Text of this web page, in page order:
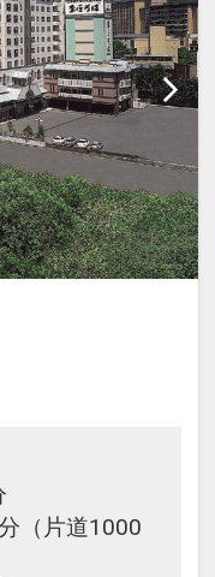
（片道1000